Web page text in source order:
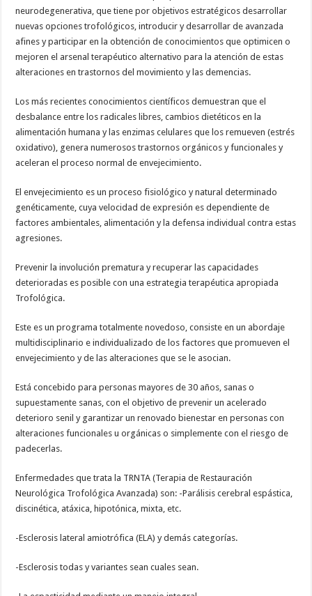
neurodegenerativa, que tiene por objetivos estratégicos desarrollar
nuevas opciones trofológicos, introducir y desarrollar de avanzada
afines y participar en la obtención de conocimientos que optimicen o
mejoren el arsenal terapéutico alternativo para la atención de estas
alteraciones en trastornos del movimiento y las demencias.
Los más recientes conocimientos científicos demuestran que el
desbalance entre los radicales libres, cambios dietéticos en la
alimentación humana y las enzimas celulares que los remueven (estrés
oxidativo), genera numerosos trastornos orgánicos y funcionales y
aceleran el proceso normal de envejecimiento.
El envejecimiento es un proceso fisiológico y natural determinado
genéticamente, cuya velocidad de expresión es dependiente de
factores ambientales, alimentación y la defensa individual contra estas
agresiones.
Prevenir la involución prematura y recuperar las capacidades
deterioradas es posible con una estrategia terapéutica apropiada
Trofológica.
Este es un programa totalmente novedoso, consiste en un abordaje
multidisciplinario e individualizado de los factores que promueven el
envejecimiento y de las alteraciones que se le asocian.
Está concebido para personas mayores de 30 años, sanas o
supuestamente sanas, con el objetivo de prevenir un acelerado
deterioro senil y garantizar un renovado bienestar en personas con
alteraciones funcionales u orgánicas o simplemente con el riesgo de
padecerlas.
Enfermedades que trata la TRNTA (Terapia de Restauración
Neurológica Trofológica Avanzada) son: -Parálisis cerebral espástica,
discinética, atáxica, hipotónica, mixta, etc.
-Esclerosis lateral amiotrófica (ELA) y demás categorías.
-Esclerosis todas y variantes sean cuales sean.